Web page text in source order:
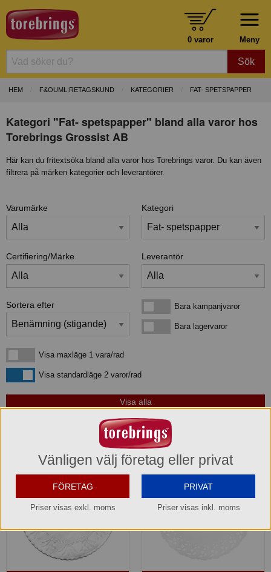
Meny
0 varor
Sök
HEM F&OUML;RETAGSKUND KATEGORIER FAT- SPETSPAPPER
Kategori "Fat- spetspapper" bland alla varor hos
Torebrings Grossist AB
Här kan du fritextsöka bland alla varor hos Torebrings varor. Du kan även
filtrera på märken kategorier och leverantörer.
Varumärke Kategori
Certifiering/Märke Leverantör
Sortera efter Bara kampanjvarorBara kampanjvaror
Bara lagervarorBara lagervaror
Visa maxläge 1 vara/rad
Visa maxläge 1 vara/rad
Visa standardlägeVisa standardläge 2 varor/rad
som matchar din sökning:
Vänligen välj företag eller privat
FÖRETAG
Priser visas exkl. moms
PRIVAT
Priser visas inkl. moms